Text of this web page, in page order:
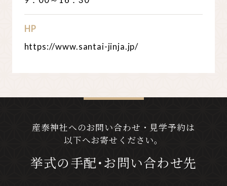
HP
https://www.santai-jinja.jp/
産泰神社へのお問い合わせ・見学予約は
以下へお寄せください。
挙式の手配･お問い合わせ先